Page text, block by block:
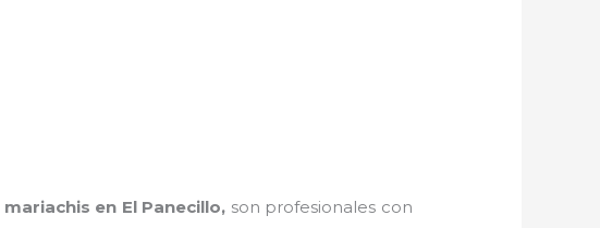
mariachis en El Panecillo, son profesionales con